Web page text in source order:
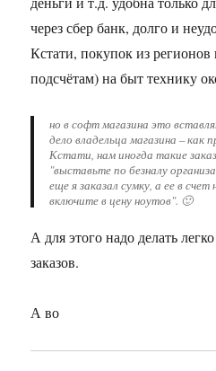
через сбер банк, долго и
Кстати, покупок из
подсчётам) на быт технику
но в софт магазина это
дело владельца магазина –
Кстати, нам иногда такие
"выставьте по безналу
еще я заказал сумку, а ее в
включите в цену ноутов". 🙂
А для этого надо делать
заказов.
А во